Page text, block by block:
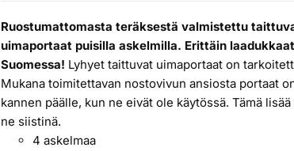
Ruostumattomasta teräksestä valmistettu
uimaportaat puisilla askelmilla. Erittäin
Suomessa! Lyhyet taittuvat uimaportaat on
Mukana toimitettavan nostovivun ansiosta portaat
kannen päälle, kun ne eivät ole käytössä. Tämä
ne siistinä.
4 askelmaa